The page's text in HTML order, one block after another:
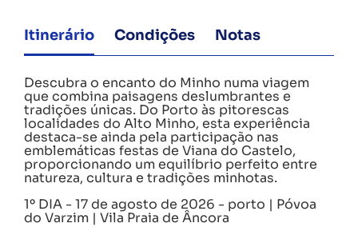
Itinerário Condições Notas
Descubra o encanto do Minho numa viagem
que combina paisagens deslumbrantes e
tradições únicas. Do Porto às pitorescas
localidades do Alto Minho, esta experiência
destaca-se ainda pela participação nas
emblemáticas festas de Viana do Castelo,
proporcionando um equilíbrio perfeito entre
natureza, cultura e tradições minhotas.
1º DIA - 17 de agosto de 2026 - porto | Póvoa
do Varzim | Vila Praia de Âncora